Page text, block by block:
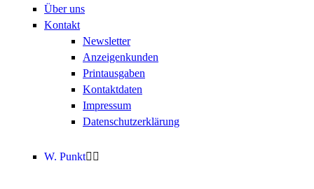
Über uns
Kontakt
Newsletter
Anzeigenkunden
Printausgaben
Kontaktdaten
Impressum
Datenschutzerklärung
W. Punkt